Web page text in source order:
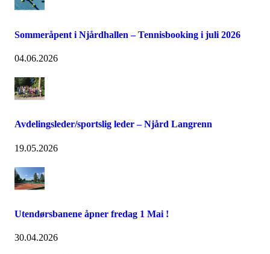
Sommeråpent i Njårdhallen – Tennisbooking i juli 2026
04.06.2026
Avdelingsleder/sportslig leder – Njård Langrenn
19.05.2026
Utendørsbanene åpner fredag 1 Mai !
30.04.2026